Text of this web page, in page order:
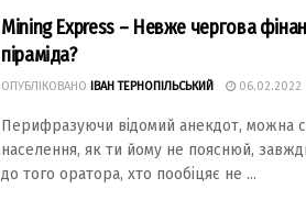
Mining Express – Невже чергова
піраміда?
ОПУБЛІКОВАНО ІВАН ТЕРНОПІЛЬСЬКИЙ 06.02.2022
Перифразуючи відомий анекдот, можна
населення, як ти йому не пояснюй,
до того оратора, хто пообіцяє не ...